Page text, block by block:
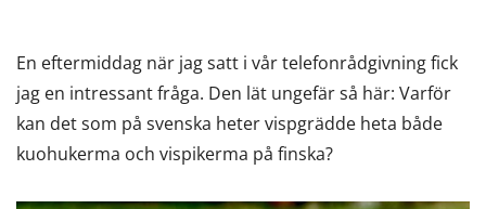
En eftermiddag när jag satt i vår telefonrådgivning fick
jag en intressant fråga. Den lät ungefär så här: Varför
kan det som på svenska heter vispgrädde heta både
kuohukerma och vispikerma på finska?